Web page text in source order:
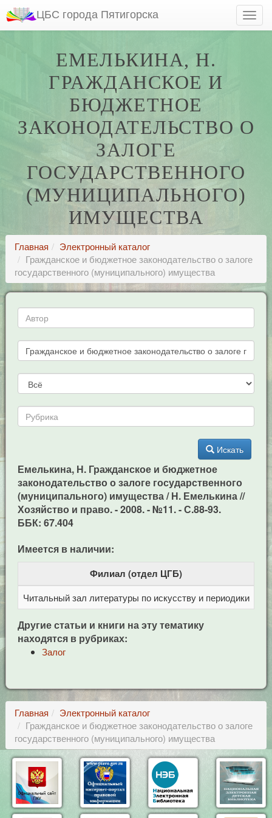
ЦБС города Пятигорска
ЕМЕЛЬКИНА, Н.
ГРАЖДАНСКОЕ И
БЮДЖЕТНОЕ
ЗАКОНОДАТЕЛЬСТВО О
ЗАЛОГЕ
ГОСУДАРСТВЕННОГО
(МУНИЦИПАЛЬНОГО)
ИМУЩЕСТВА
Главная
Электронный каталог
Гражданское и бюджетное законодательство о залоге
государственного (муниципального) имущества
Искать
Емелькина, Н. Гражданское и бюджетное
законодательство о залоге государственного
(муниципального) имущества / Н. Емелькина //
Хозяйство и право. - 2008. - №11. - С.88-93.
ББК: 67.404
Имеется в наличии:
Филиал (отдел ЦГБ)
Читальный зал литературы по искусству и периодики
Другие статьи и книги на эту тематику
находятся в рубриках:
Залог
Главная
Электронный каталог
Гражданское и бюджетное законодательство о залоге
государственного (муниципального) имущества